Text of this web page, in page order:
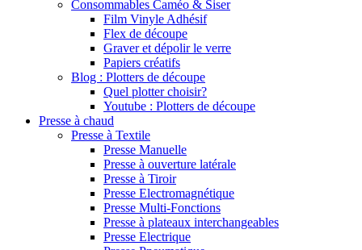
Consommables Caméo & Siser
Film Vinyle Adhésif
Flex de découpe
Graver et dépolir le verre
Papiers créatifs
Blog : Plotters de découpe
Quel plotter choisir?
Youtube : Plotters de découpe
Presse à chaud
Presse à Textile
Presse Manuelle
Presse à ouverture latérale
Presse à Tiroir
Presse Electromagnétique
Presse Multi-Fonctions
Presse à plateaux interchangeables
Presse Electrique